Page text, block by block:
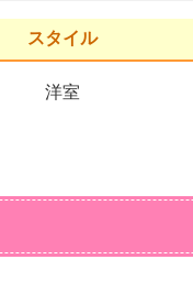
スタイル
洋室